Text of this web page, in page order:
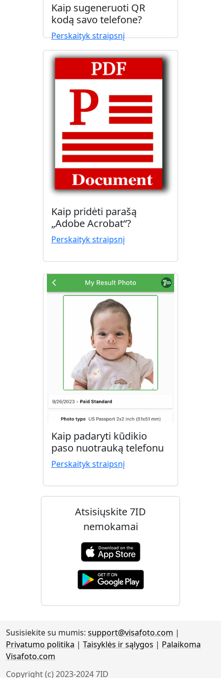
Kaip sugeneruoti QR
kodą savo telefone?
Perskaityk straipsnį
Kaip pridėti parašą
„Adobe Acrobat“?
Perskaityk straipsnį
Kaip padaryti kūdikio
paso nuotrauką telefonu
Perskaityk straipsnį
Atsisiųskite 7ID
nemokamai
Susisiekite su mumis: support@visafoto.com |
Privatumo politika | Taisyklės ir sąlygos | Palaikoma
Visafoto.com
Copyright (c) 2023-2024 7ID